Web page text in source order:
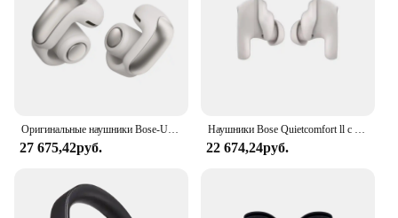
Оригинальные наушники Bose-Ultra с открытой спиной и технологией OpenAudio, беспроводные наушники с открытой спиной, черные, до 48 часов ba
27 675,42руб.
Наушники Bose Quietcomfort ll с шумоподавлением, наушники-вкладыши Big Shark ll 2ndgeneration boss с шумоподавлением, Bluetooth Qc
22 674,24руб.